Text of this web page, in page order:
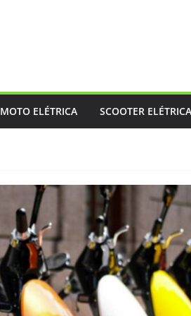
MOTO ELÉTRICA SCOOTER ELÉTRICA